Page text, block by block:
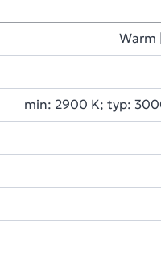
Warm
min: 2900 K; typ: